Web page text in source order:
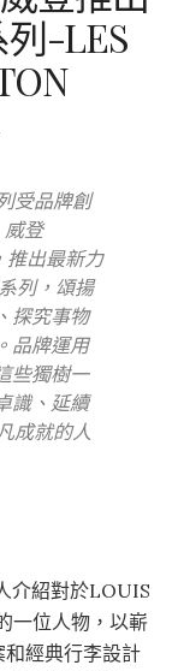
-LES
受品牌創
登
推出最新力
列，頌揚
探究事物
品牌運用
些獨樹一
識、延續
成就的人
介紹對於LOUIS
一位人物，以嶄
經典行李設計